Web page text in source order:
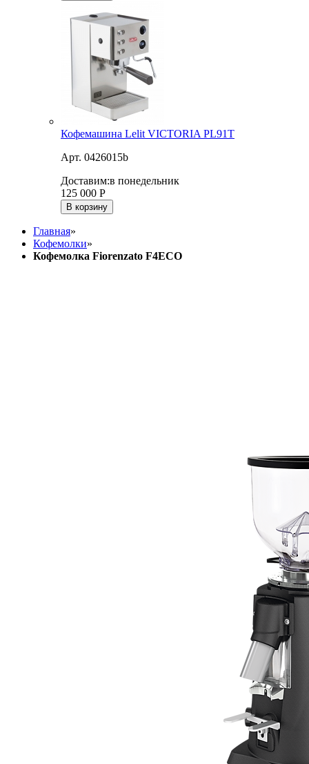
Кофемашина Lelit VICTORIA PL91T
Арт. 0426015b
Доставим:в понедельник
125 000 Р
В корзину
Главная»
Кофемолки»
Кофемолка Fiorenzato F4ECO